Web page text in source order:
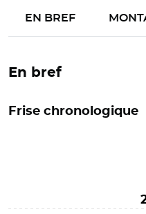
EN BREF
En bref
Frise chronologique